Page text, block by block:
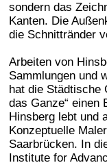
sondern das
Kanten. Die
die Schnittränder
Arbeiten von
Sammlungen und
hat die Städtische
das Ganze“ einen
Hinsberg lebt und
Konzeptuelle
Saarbrücken. In
Institute for